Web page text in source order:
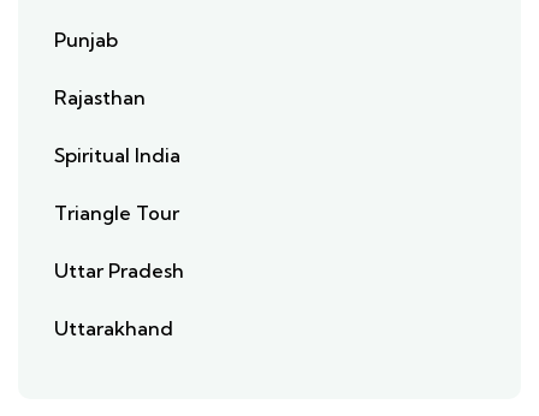
Punjab
Rajasthan
Spiritual India
Triangle Tour
Uttar Pradesh
Uttarakhand